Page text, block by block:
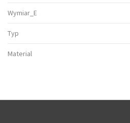
Wymiar_E
Typ
Material